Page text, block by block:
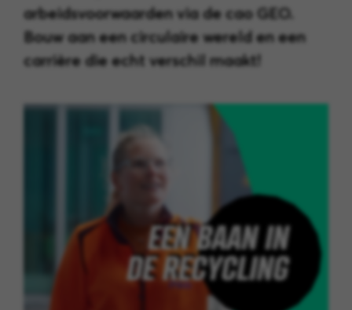
arbeidsvoorwaarden via de cao GEO.
Bouw aan een circulaire wereld en een
carrière die echt verschil maakt!